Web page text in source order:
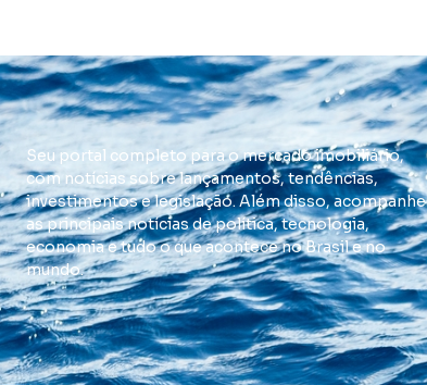
Seu portal completo para o mercado imobiliário,
com notícias sobre lançamentos, tendências,
investimentos e legislação. Além disso, acompanhe
as principais notícias de política, tecnologia,
economia e tudo o que acontece no Brasil e no
mundo.